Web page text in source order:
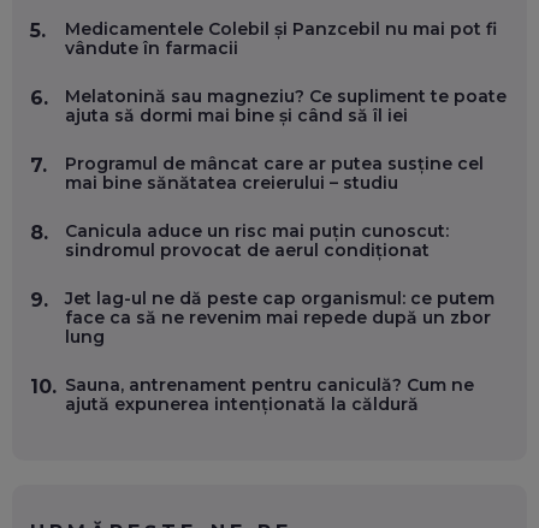
EP. 56
DOINA VÎLCEANU, CONTENTSPEED: VREI SUCCES ONLINE?
ÎNVAȚĂ AEO ȘI GEO!
WASHINGTON, OCHELARI INTELIGENȚI ȘI FERME
VERTICALE FĂRĂ PĂMÂNT
EP. 53
5.
Medicamentele Colebil și Panzcebil nu mai pot fi
vândute în farmacii
6.
Melatonină sau magneziu? Ce supliment te poate
ajuta să dormi mai bine și când să îl iei
7.
Programul de mâncat care ar putea susține cel
mai bine sănătatea creierului – studiu
8.
Canicula aduce un risc mai puțin cunoscut:
sindromul provocat de aerul condiționat
9.
Jet lag-ul ne dă peste cap organismul: ce putem
face ca să ne revenim mai repede după un zbor
lung
10. Sauna, antrenament pentru caniculă? Cum ne
ajută expunerea intenționată la căldură